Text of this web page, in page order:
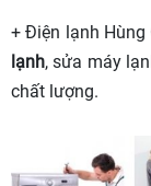
+ Điện lạnh
lạnh, sửa máy
chất lượng.